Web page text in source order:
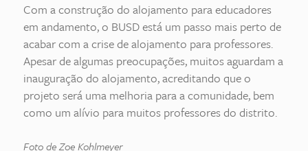
Com a construção do alojamento para educadores
em andamento, o BUSD está um passo mais perto de
acabar com a crise de alojamento para professores.
Apesar de algumas preocupações, muitos aguardam a
inauguração do alojamento, acreditando que o
projeto será uma melhoria para a comunidade, bem
como um alívio para muitos professores do distrito.
Foto de Zoe Kohlmeyer